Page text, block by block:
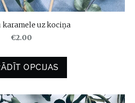
karamele uz kociņa
€2.00
OPCIJAS